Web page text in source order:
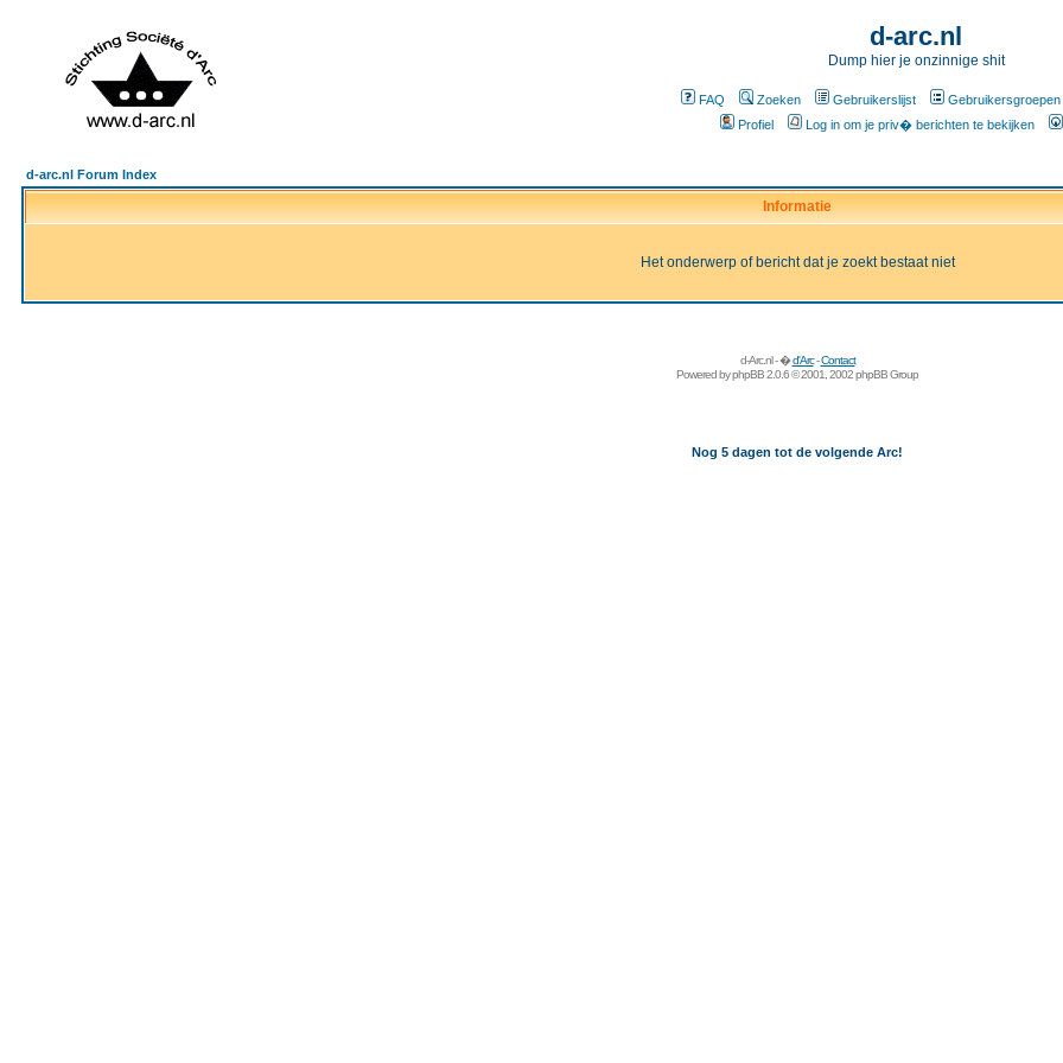
d-arc.nl
Dump hier je onzinnige shit
FAQ Zoeken Gebruikerslijst Gebruikersgroepen
Profiel
Log in om je priv� berichten te bekijken
d-arc.nl Forum Index
Informatie
Het onderwerp of bericht dat je zoekt bestaat niet
d-Arc.nl - �d'Arc-Contact
Powered byphpBB2.0.6 © 2001, 2002 phpBB Group
Nog 5 dagen tot de volgende Arc!